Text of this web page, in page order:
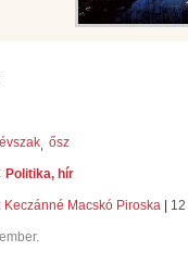
évszak ősz
Politika, hír
Keczánné Macskó Piroska